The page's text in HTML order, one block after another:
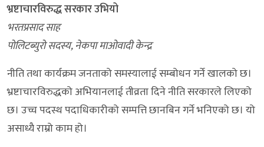
भ्रष्टाचारविरुद्ध सरकार उभियो
भरतप्रसाद साह
पोलिटब्युरो सदस्य, नेकपा माओवादी केन्द्र
नीति तथा कार्यक्रम जनताको समस्यालाई सम्बोधन गर्ने खालको छ।
भ्रष्टाचारविरुद्धको अभियानलाई तीव्रता दिने नीति सरकारले लिएको
छ। उच्च पदस्थ पदाधिकारीको सम्पत्ति छानबिन गर्ने भनिएको छ। यो
असाध्यै राम्रो काम हो।